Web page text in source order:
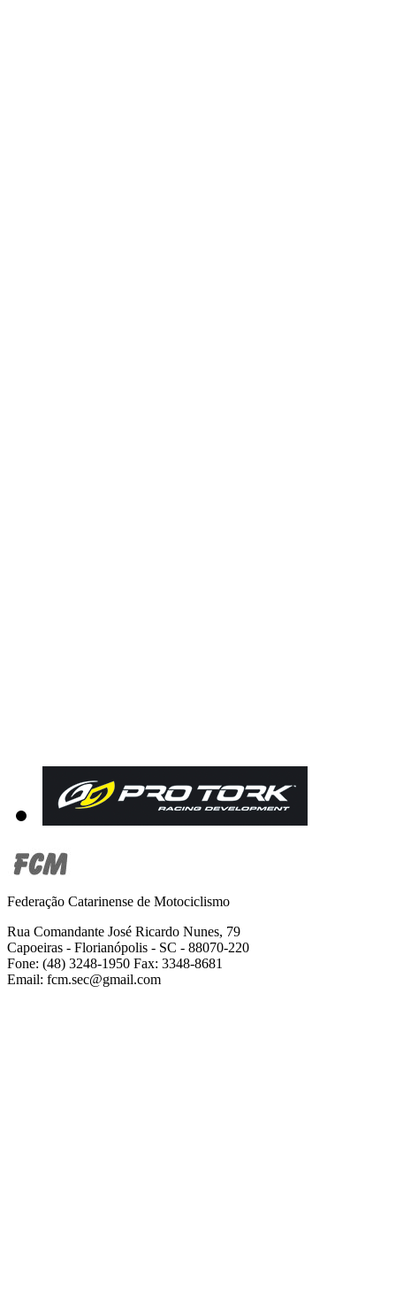
Federação Catarinense de Motociclismo
Rua Comandante José Ricardo Nunes, 79
Capoeiras - Florianópolis - SC - 88070-220
Fone: (48) 3248-1950 Fax: 3348-8681
Email: fcm.sec@gmail.com